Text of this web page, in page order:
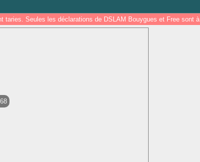
Seules les déclarations de DSLAM Bouygues et Free sont